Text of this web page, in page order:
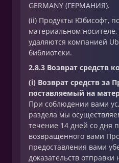
GERMANY (ГЕРМАНИЯ).
(ii) Продукты Юбисофт,
материальном носителе,
удаляются компанией
библиотеки.
2.8.3 Возврат средств
(i) Возврат средств за
поставляемый на
При соблюдении вами
раздела мы
течение 14 дней со дня
возвращенного вами
предоставления вами
доказательств отправки